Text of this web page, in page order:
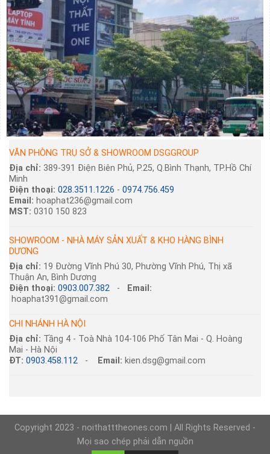
VĂN PHÒNG TRỤ SỞ & SHOWROOM DSGGROUP
Địa chỉ: 389-391 Điện Biên Phủ, P.25, Q.Bình Thạnh, TP.Hồ Chí
Minh
Điện thoại: 028.3511.1226 - 0974.756.459
Email: hoaphat236@gmail.com
MST: 0310 150 823
SHOWROOM - NHÀ MÁY SẢN XUẤT & KHO HÀNG BÌNH
DƯƠNG
Địa chỉ: 19 Đường Vĩnh Phú 30, Phường Vĩnh Phú, Thị xã
Thuận An, Bình Dương
Điện thoại: 0903.007.382-
Email:
hoaphat391@gmail.com
CHI NHÁNH HÀ NỘI
Địa chỉ: Tầng 4 - Toà Nhà 104-106 Phố Tân Mai - Q. Hoàng
Mai - Hà Nội
ĐT: 0903.458.112- Email: kien.dsg@gmail.com
Copyright 2023 - noithatttheones.com | All Rights Reserved -
Mọi sao chép phải dẫn nguồn